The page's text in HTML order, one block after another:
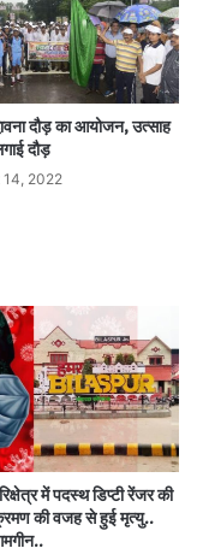
दौड़ का आयोजन, उत्साह
दौड़
14, 2022
में पदस्थ डिप्टी रेंजर की
की वजह से हुई मृत्यु..